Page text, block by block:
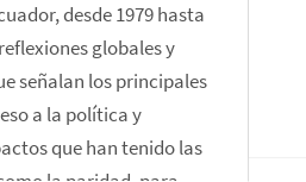
desde 1979 hasta
globales y
señalan los principales
a la política y
que han tenido las